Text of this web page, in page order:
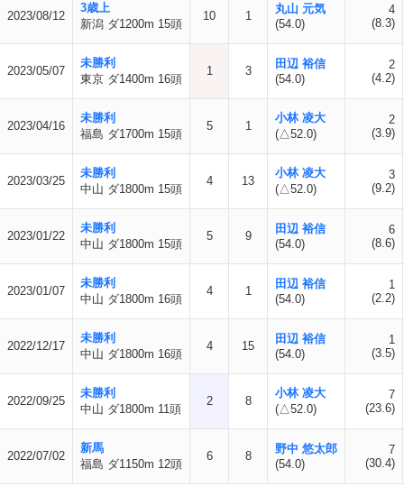
2023/08/12
3歳上
新潟 ダ1200m 15頭
10 1
丸山 元気
(54.0)
4
(8.3)
2023/05/07
未勝利
東京 ダ1400m 16頭
1 3
田辺 裕信
(54.0)
2
(4.2)
2023/04/16
未勝利
福島 ダ1700m 15頭
5 1
小林 凌大
(△52.0)
2
(3.9)
2023/03/25
未勝利
中山 ダ1800m 15頭
4 13
小林 凌大
(△52.0)
3
(9.2)
2023/01/22
未勝利
中山 ダ1800m 15頭
5 9
田辺 裕信
(54.0)
6
(8.6)
2023/01/07
未勝利
中山 ダ1800m 16頭
4 1
田辺 裕信
(54.0)
1
(2.2)
2022/12/17
未勝利
中山 ダ1800m 16頭
4 15
田辺 裕信
(54.0)
1
(3.5)
2022/09/25
未勝利
中山 ダ1800m 11頭
2 8
小林 凌大
(△52.0)
7
(23.6)
2022/07/02
新馬
福島 ダ1150m 12頭
6 8
野中 悠太郎
(54.0)
7
(30.4)